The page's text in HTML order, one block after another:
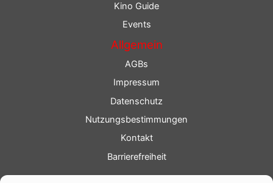
Kino Guide
Events
Allgemein
AGBs
Impressum
Datenschutz
Nutzungsbestimmungen
Kontakt
Barrierefreiheit